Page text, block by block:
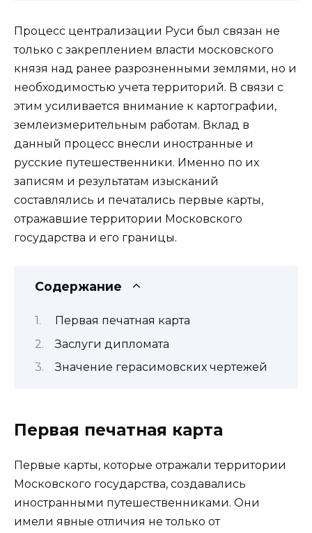
Процесс централизации Руси был связан не
только с закреплением власти московского
князя над ранее разрозненными землями, но и
необходимостью учета территорий. В связи с
этим усиливается внимание к картографии,
землеизмерительным работам. Вклад в
данный процесс внесли иностранные и
русские путешественники. Именно по их
записям и результатам изысканий
составлялись и печатались первые карты,
отражавшие территории Московского
государства и его границы.
Содержание
Первая печатная карта
Заслуги дипломата
Значение герасимовских чертежей
Первая печатная карта
Первые карты, которые отражали территории
Московского государства, создавались
иностранными путешественниками. Они
имели явные отличия не только от